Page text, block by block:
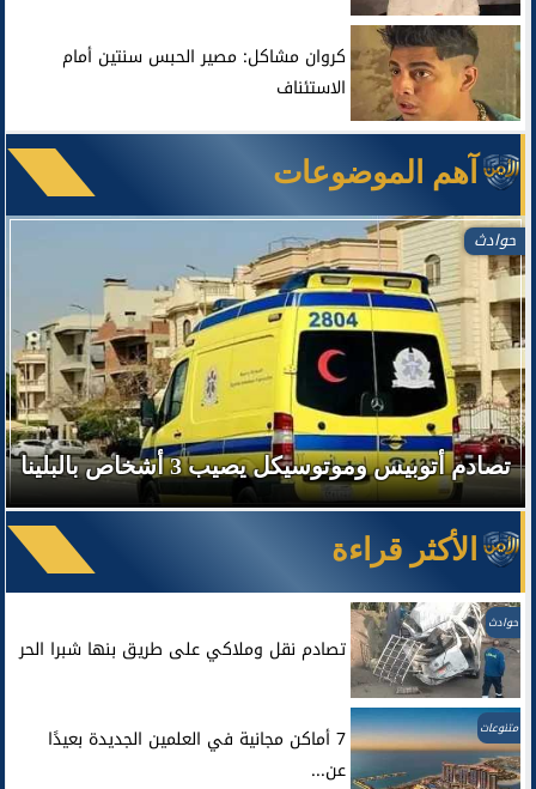
كروان مشاكل: مصير الحبس سنتين أمام
الاستئناف
آهم الموضوعات
حوادث
غرق شاب في نيل منشأة القناطر
الأكثر قراءة
حوادث
تصادم نقل وملاكي على طريق بنها شبرا الحر
متنوعات
7 أماكن مجانية في العلمين الجديدة بعيدًا
عن...